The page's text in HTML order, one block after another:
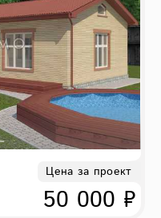
Цена за проект
50 000 ₽